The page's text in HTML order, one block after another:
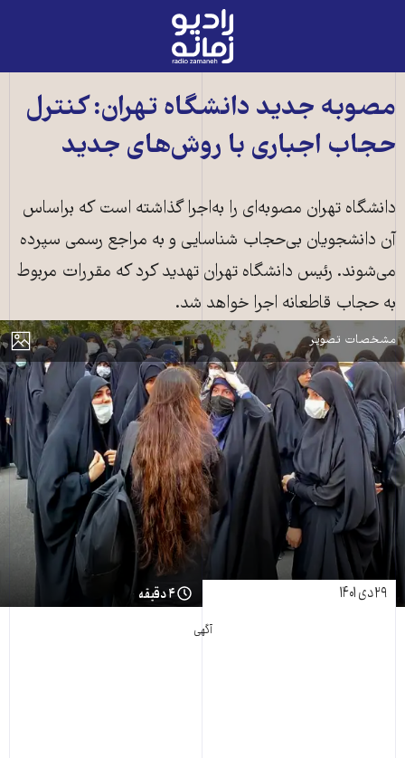
رادیو
زمانه
به
صفحه
اصلی
مصوبه جدید دانشگاه تهران: کنترل
حجاب اجباری با روش‌های جدید
دانشگاه تهران مصوبه‌ای را به‌اجرا گذاشته است که براساس
آن دانشجویان بی‌حجاب شناسایی و به مراجع رسمی سپرده
می‌شوند. رئیس دانشگاه تهران تهدید کرد که مقررات مربوط
به حجاب قاطعانه اجرا خواهد شد.
نمایش
مشخصات تصویر
تجمع اعتراضی دانشجویان دانشگاه الزهرا تهران در اعتراض به قتل حکومتی مهسا
(ژینا) امینی. یک دانشجوی بی‌حجاب در کنار زنان بسیجی ـ عکس از شبکه‌های
اجتماعی
۲۹ دی ۱۴۰۱ ۴ دقیقه
آگهی